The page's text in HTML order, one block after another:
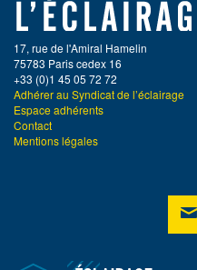
17, rue de l'Amiral Hamelin
75783 Paris cedex 16
+33 (0)1 45 05 72 72
Adhérer au Syndicat de l’éclairage
Espace adhérents
Contact
Mentions légales